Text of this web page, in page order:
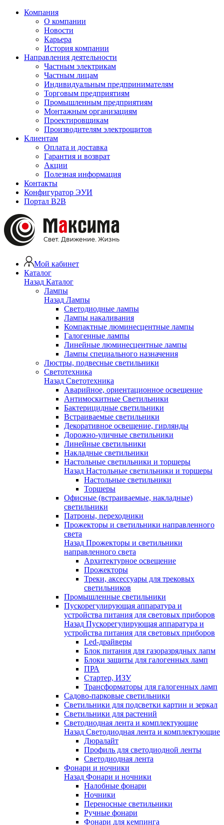
Компания
О компании
Новости
Карьера
История компании
Направления деятельности
Частным электрикам
Частным лицам
Индивидуальным предпринимателям
Торговым предприятиям
Промышленным предприятиям
Монтажным организациям
Проектировщикам
Производителям электрощитов
Клиентам
Оплата и доставка
Гарантия и возврат
Акции
Полезная информация
Контакты
Конфигуратор ЭУИ
Портал B2B
Мой кабинет
Каталог
Назад Каталог
Лампы
Назад Лампы
Светодиодные лампы
Лампы накаливания
Компактные люминесцентные лампы
Галогенные лампы
Линейные люминесцентные лампы
Лампы специального назначения
Люстры, подвесные светильники
Светотехника
Назад Светотехника
Аварийное, ориентационное освещение
Антимоскитные Светильники
Бактерицидные светильники
Встраиваемые светильники
Декоративное освещение, гирлянды
Дорожно-уличные светильники
Линейные светильники
Накладные светильники
Настольные светильники и торшеры
Назад Настольные светильники и торшеры
Настольные светильники
Торшеры
Офисные (встраиваемые, накладные)
светильники
Патроны, переходники
Прожекторы и светильники направленного
света
Назад Прожекторы и светильники
направленного света
Архитектурное освещение
Прожекторы
Треки, аксессуары для трековых
светильников
Промышленные светильники
Пускорегулирующая аппаратура и
устройства питания для световых приборов
Назад Пускорегулирующая аппаратура и
устройства питания для световых приборов
Led-драйверы
Блок питания для газоразрядных лапм
Блоки защиты для галогенных ламп
ПРА
Стартер, ИЗУ
Трансформаторы для галогенных ламп
Садово-парковые светильники
Светильники для подсветки картин и зеркал
Светильники для растений
Светодиодная лента и комплектующие
Назад Светодиодная лента и комплектующие
Дюралайт
Профиль для светодиодной ленты
Светодиодная лента
Фонари и ночники
Назад Фонари и ночники
Налобные фонари
Ночники
Переносные светильники
Ручные фонари
Фонари для кемпинга